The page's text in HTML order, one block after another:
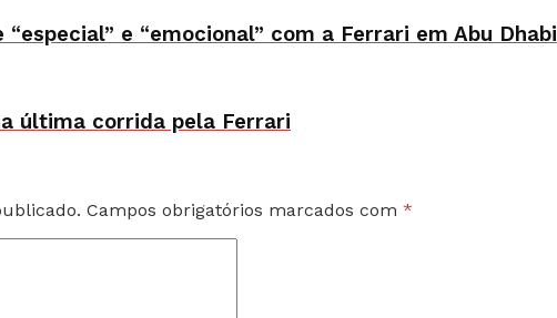
e “emocional” com a Ferrari em Abu Dhabi
última corrida pela Ferrari
Campos obrigatórios marcados com *